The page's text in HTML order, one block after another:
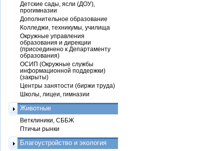
Детские сады, ясли (ДОУ),
прогимназии
Дополнительное образование
Колледжи, техникумы, училища
Окружные управления
образования и дирекции
(присоединено к Департаменту
образования)
ОСИП (Окружные службы
информационной поддержки)
(закрыты)
Центры занятости (биржи труда)
Школы, лицеи, гимназии
Животные
Ветклиники, СББЖ
Птичьи рынки
Благоустройство и экология